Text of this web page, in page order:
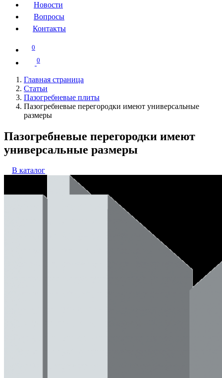
Новости
Вопросы
Контакты
0
0
Главная страница
Статьи
Пазогребневые плиты
Пазогребневые перегородки имеют универсальные
размеры
Пазогребневые перегородки имеют
универсальные размеры
В каталог